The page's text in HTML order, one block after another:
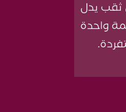
ثقب يدل
واحدة